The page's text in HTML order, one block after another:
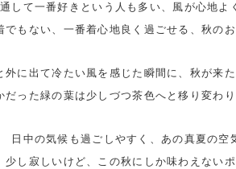
して一番好きという人も多い、風が心地よ
でもない、一番着心地良く過ごせる、秋の
外に出て冷たい風を感じた瞬間に、秋が来た
だった緑の葉は少しづつ茶色へと移り変わ
日中の気候も過ごしやすく、あの真夏の空
少し寂しいけど、この秋にしか味わえないポ